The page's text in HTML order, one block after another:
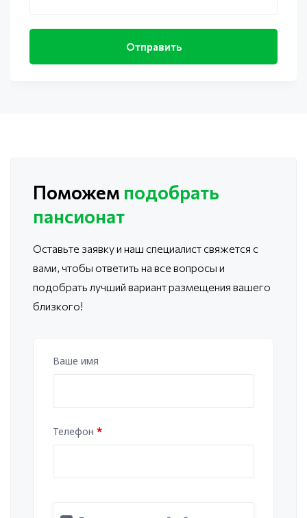
Поможем подобрать
пансионат
Оставьте заявку и наш специалист свяжется с
вами, чтобы ответить на все вопросы и
подобрать лучший вариант размещения вашего
близкого!